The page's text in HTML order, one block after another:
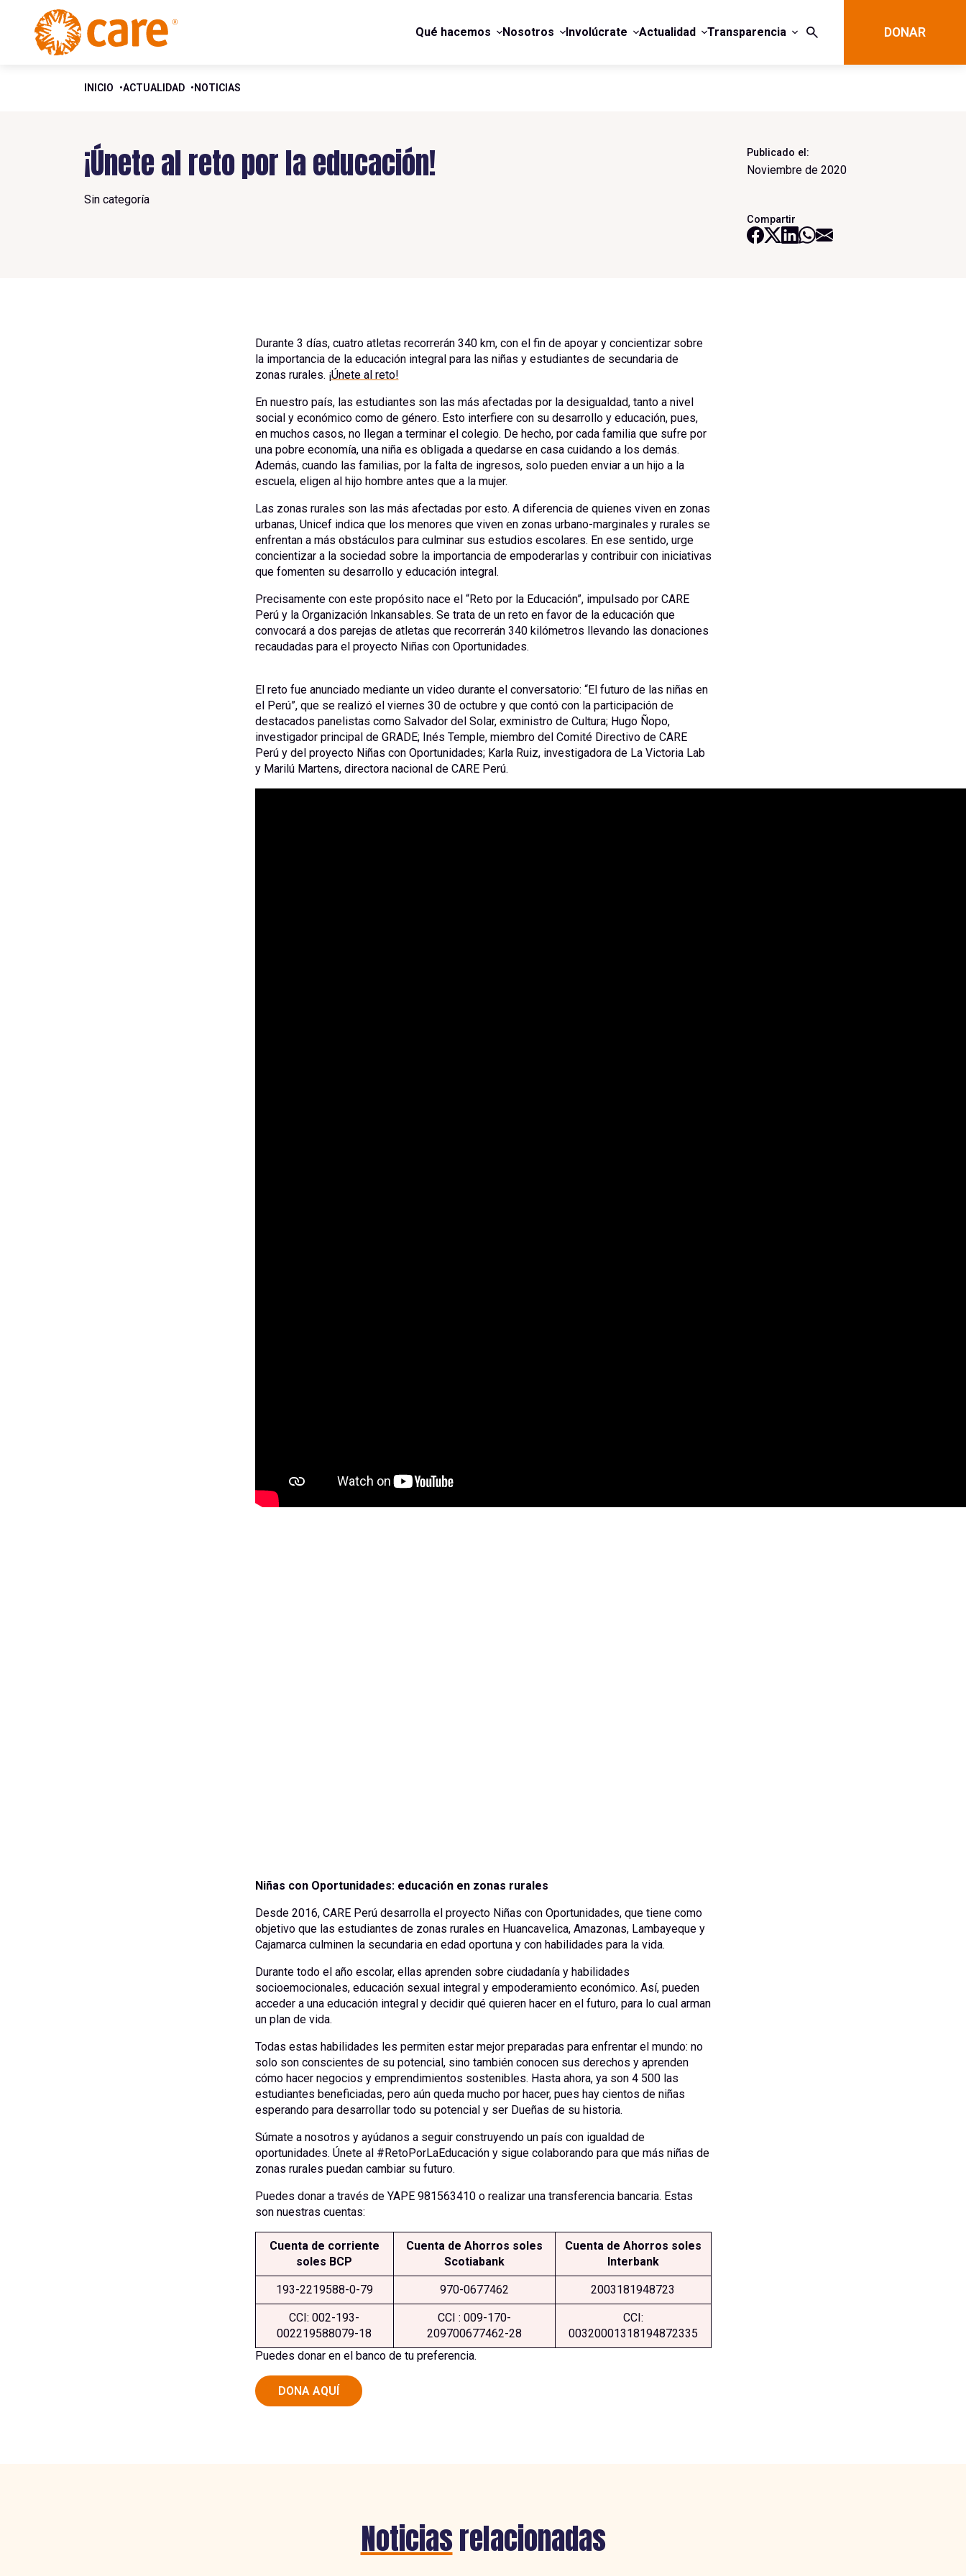
Qué hacemos Nosotros Involúcrate Actualidad Transparencia DONAR
INICIO ACTUALIDAD NOTICIAS
¡Únete al reto por la educación!
Sin categoría
Publicado el:
Noviembre de 2020
Compartir
Durante 3 días, cuatro atletas recorrerán 340 km, con el fin de apoyar y concientizar sobre
la importancia de la educación integral para las niñas y estudiantes de secundaria de
zonas rurales. ¡Únete al reto!
En nuestro país, las estudiantes son las más afectadas por la desigualdad, tanto a nivel
social y económico como de género. Esto interfiere con su desarrollo y educación, pues,
en muchos casos, no llegan a terminar el colegio. De hecho, por cada familia que sufre por
una pobre economía, una niña es obligada a quedarse en casa cuidando a los demás.
Además, cuando las familias, por la falta de ingresos, solo pueden enviar a un hijo a la
escuela, eligen al hijo hombre antes que a la mujer.
Las zonas rurales son las más afectadas por esto. A diferencia de quienes viven en zonas
urbanas, Unicef indica que los menores que viven en zonas urbano-marginales y rurales se
enfrentan a más obstáculos para culminar sus estudios escolares. En ese sentido, urge
concientizar a la sociedad sobre la importancia de empoderarlas y contribuir con iniciativas
que fomenten su desarrollo y educación integral.
Precisamente con este propósito nace el “Reto por la Educación”, impulsado por CARE
Perú y la Organización Inkansables. Se trata de un reto en favor de la educación que
convocará a dos parejas de atletas que recorrerán 340 kilómetros llevando las donaciones
recaudadas para el proyecto Niñas con Oportunidades.
El reto fue anunciado mediante un video durante el conversatorio: “El futuro de las niñas en
el Perú”, que se realizó el viernes 30 de octubre y que contó con la participación de
destacados panelistas como Salvador del Solar, exministro de Cultura; Hugo Ñopo,
investigador principal de GRADE; Inés Temple, miembro del Comité Directivo de CARE
Perú y del proyecto Niñas con Oportunidades; Karla Ruiz, investigadora de La Victoria Lab
y Marilú Martens, directora nacional de CARE Perú.
Niñas con Oportunidades: educación en zonas rurales
Desde 2016, CARE Perú desarrolla el proyecto Niñas con Oportunidades, que tiene como
objetivo que las estudiantes de zonas rurales en Huancavelica, Amazonas, Lambayeque y
Cajamarca culminen la secundaria en edad oportuna y con habilidades para la vida.
Durante todo el año escolar, ellas aprenden sobre ciudadanía y habilidades
socioemocionales, educación sexual integral y empoderamiento económico. Así, pueden
acceder a una educación integral y decidir qué quieren hacer en el futuro, para lo cual arman
un plan de vida.
Todas estas habilidades les permiten estar mejor preparadas para enfrentar el mundo: no
solo son conscientes de su potencial, sino también conocen sus derechos y aprenden
cómo hacer negocios y emprendimientos sostenibles. Hasta ahora, ya son 4 500 las
estudiantes beneficiadas, pero aún queda mucho por hacer, pues hay cientos de niñas
esperando para desarrollar todo su potencial y ser Dueñas de su historia.
Súmate a nosotros y ayúdanos a seguir construyendo un país con igualdad de
oportunidades. Únete al #RetoPorLaEducación y sigue colaborando para que más niñas de
zonas rurales puedan cambiar su futuro.
Puedes donar a través de YAPE 981563410 o realizar una transferencia bancaria. Estas
son nuestras cuentas:
Cuenta de corriente
soles BCP
Cuenta de Ahorros soles
Scotiabank
Cuenta de Ahorros soles
Interbank
193-2219588-0-79 970-0677462 2003181948723
CCI: 002-193-
002219588079-18
CCI : 009-170-
209700677462-28
CCI:
00320001318194872335
Puedes donar en el banco de tu preferencia.
DONA AQUÍ
Noticiasrelacionadas